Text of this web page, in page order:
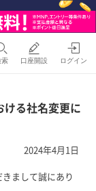
索 口座開設 ログイン
る社名変更に
2024年4月1日
まして誠にあり